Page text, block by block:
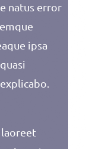
natus error
ipsa
laoreet